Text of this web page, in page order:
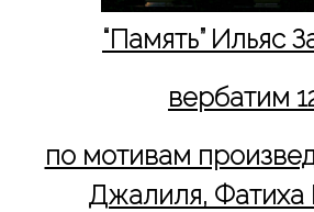
“Память” Ильяс
вербатим
по мотивам
Джалиля, Фатиха